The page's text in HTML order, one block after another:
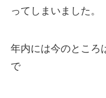
ってしまいました。
年内には今のところ
で